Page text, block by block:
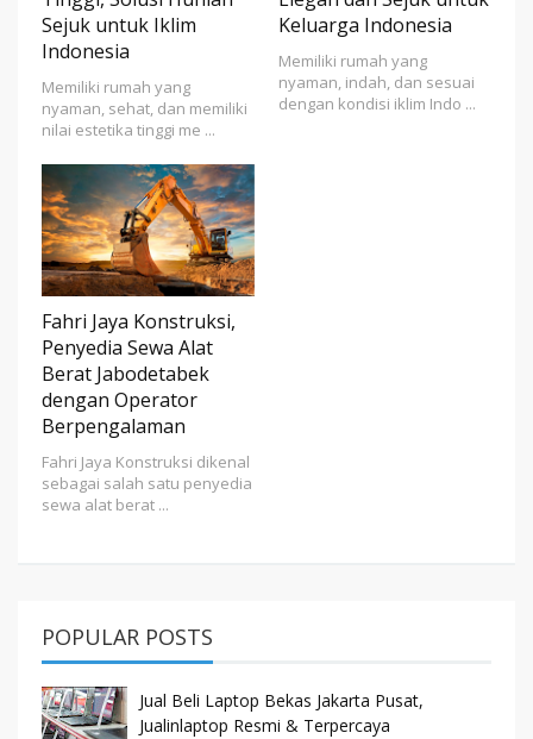
Sejuk untuk Iklim
Indonesia
Memiliki rumah yang
nyaman, sehat, dan memiliki
nilai estetika tinggi me ...
Keluarga Indonesia
Memiliki rumah yang
nyaman, indah, dan sesuai
dengan kondisi iklim Indo ...
Fahri Jaya Konstruksi,
Penyedia Sewa Alat
Berat Jabodetabek
dengan Operator
Berpengalaman
Fahri Jaya Konstruksi dikenal
sebagai salah satu penyedia
sewa alat berat ...
POPULAR POSTS
Jual Beli Laptop Bekas Jakarta Pusat,
Jualinlaptop Resmi & Terpercaya